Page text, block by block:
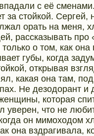
с её
за стойкой. Сергей,
орать на меня,
рассказывать про
о том, как она
губы, когда
открывая
какая она там,
Не дезодорант и
которая
уверен, что не
он мимоходом
она вздрагивала,